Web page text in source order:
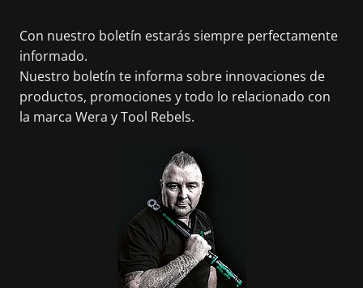
Con nuestro boletín estarás siempre perfectamente
informado.
Nuestro boletín te informa sobre innovaciones de
productos, promociones y todo lo relacionado con
la marca Wera y Tool Rebels.